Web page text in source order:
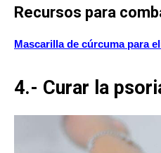
Recursos para
Mascarilla de cúrcuma para
4.- Curar la